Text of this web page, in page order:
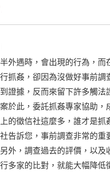
外遇時，會出現的行為，而
抓姦，卻因為沒做好事前調
證據，反而來留下許多觸法
於此，委託抓姦專家協助，
的徵信社這麼多，誰才是抓
告訴您，事前調查非常的重
外，調查過去的評價，以及
多家的比對，就能大幅降低